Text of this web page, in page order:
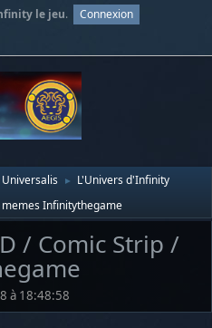
le jeu.
Connexion
Universalis ► L'Univers d'Infinity
Infinitythegame
/ Comic Strip /
à 18:48:58